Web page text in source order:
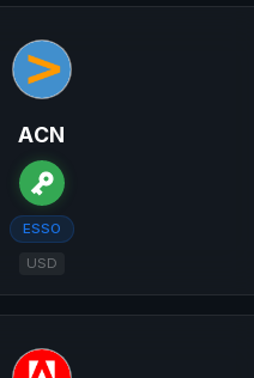
ACN
ESSO
USD